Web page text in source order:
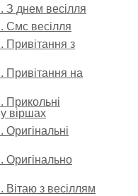
З днем весілля
Смс весілля
Привітання з
Привітання на
Прикольні
віршах
Оригінально
Вітаю з весіллям